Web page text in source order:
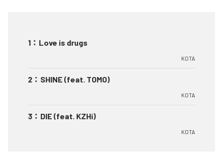
1 ： Love is drugs
KOTA
2 ： SHINE (feat. TOMO)
KOTA
3 ： DIE (feat. KZHi)
KOTA